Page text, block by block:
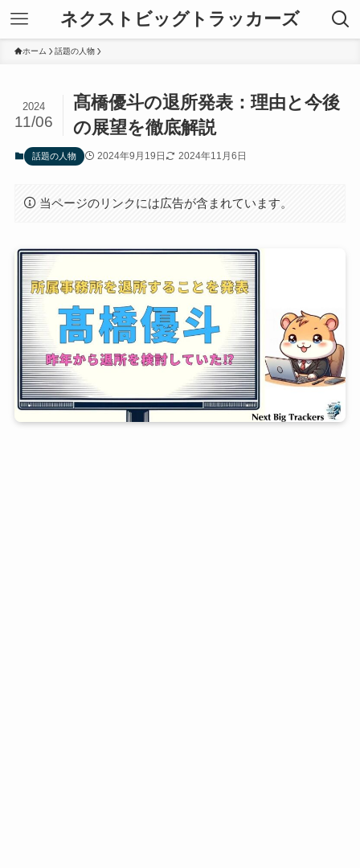
ネクストビッグトラッカーズ
ホーム 話題の人物
髙橋優斗の退所発表：理由と今後
の展望を徹底解説
2024
11/06
話題の人物 2024年9月19日 2024年11月6日
当ページのリンクには広告が含まれています。